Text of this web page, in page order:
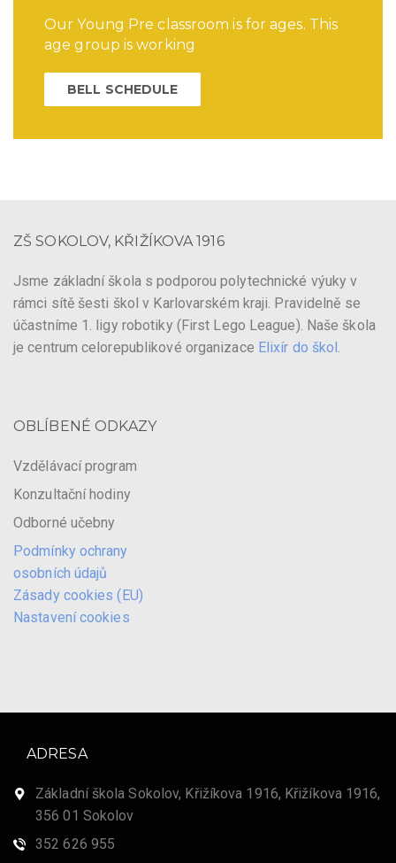
Our Young Pre classroom is for ages. This
age group is working
BELL SCHEDULE
ZŠ SOKOLOV, KŘIŽÍKOVA 1916
Jsme základní škola s podporou polytechnické výuky v
rámci sítě šesti škol v Karlovarském kraji. Pravidelně se
účastníme 1. ligy robotiky (First Lego League). Naše škola
je centrum celorepublikové organizace Elixír do škol .
OBLÍBENÉ ODKAZY
Vzdělávací program
Konzultační hodiny
Odborné učebny
Podmínky ochrany
osobních údajů
Zásady cookies (EU)
Nastavení cookies
ADRESA
Základní škola Sokolov, Křižíkova 1916, Křižíkova 1916,
356 01 Sokolov
352 626 955